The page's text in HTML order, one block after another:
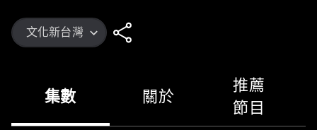
文化新台灣
集數 關於
推薦
節目